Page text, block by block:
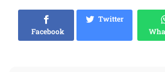
Facebook
Twitter